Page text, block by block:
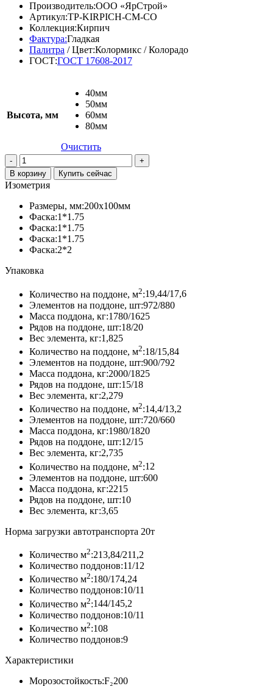
1840,00 ₽
–
1582,40 ₽
Производитель:ООО «ЯрСтрой»
Артикул:TP-KIRPICH-CM-CO
Коллекция:Кирпич
Фактура:Гладкая
Палитра / Цвет:Колормикс / Колорадо
ГОСТ:ГОСТ 17608-2017
Высота, мм
40мм
50мм
60мм
80мм
Очистить
Количество
товара
Тротуарная
плитка
«Кирпич»,
Колормикс,
Колорадо
В корзину Купить сейчас
Изометрия
Размеры, мм:200х100мм
Фаска:1*1.75
Фаска:1*1.75
Фаска:1*1.75
Фаска:2*2
Упаковка
Количество на поддоне, м2:19,44/17,6
Элементов на поддоне, шт:972/880
Масса поддона, кг:1780/1625
Рядов на поддоне, шт:18/20
Вес элемента, кг:1,825
Количество на поддоне, м2:18/15,84
Элементов на поддоне, шт:900/792
Масса поддона, кг:2000/1825
Рядов на поддоне, шт:15/18
Вес элемента, кг:2,279
Количество на поддоне, м2:14,4/13,2
Элементов на поддоне, шт:720/660
Масса поддона, кг:1980/1820
Рядов на поддоне, шт:12/15
Вес элемента, кг:2,735
Количество на поддоне, м2:12
Элементов на поддоне, шт:600
Масса поддона, кг:2215
Рядов на поддоне, шт:10
Вес элемента, кг:3,65
Норма загрузки автотранспорта 20т
Количество м2:213,84/211,2
Количество поддонов:11/12
Количество м2:180/174,24
Количество поддонов:10/11
Количество м2:144/145,2
Количество поддонов:10/11
Количество м2:108
Количество поддонов:9
Характеристики
Морозостойкость:F₂200